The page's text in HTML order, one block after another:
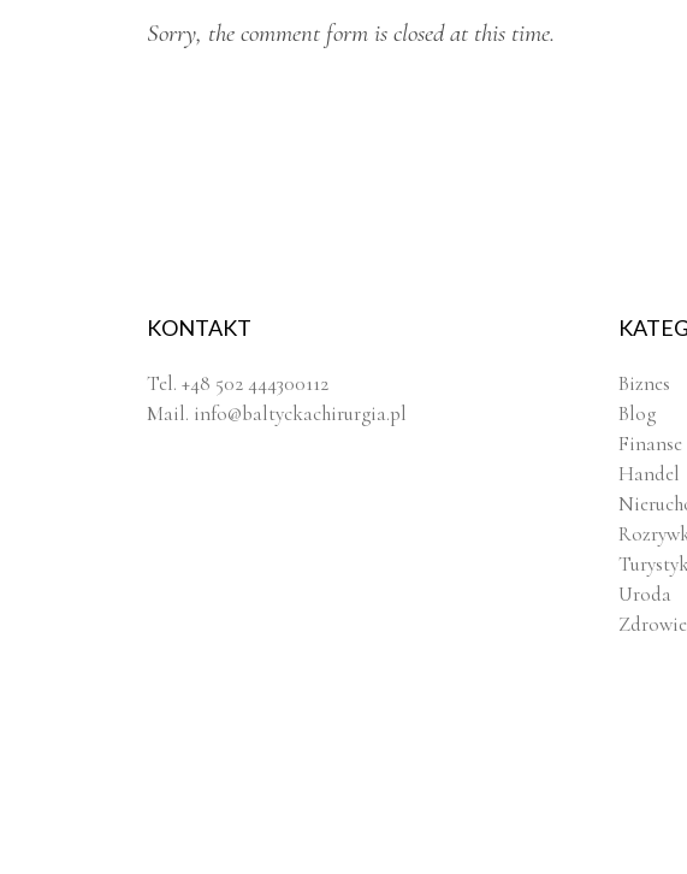
Sorry, the comment form is closed at this time.
KONTAKT
Tel. +48 502 444300112
Mail. info@baltyckachirurgia.pl
Biznes
Blog
Finanse
Handel
Uroda
Zdrowie